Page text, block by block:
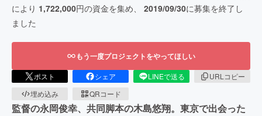
により 1,722,000円の資金を集め、 2019/09/30に募集を終了し
ました
もう一度プロジェクトをやってほしい
ポスト シェア LINEで送る
URLコピー
埋め込み
QRコード
監督の永岡俊幸、共同脚本の木島悠翔。東京で出会った